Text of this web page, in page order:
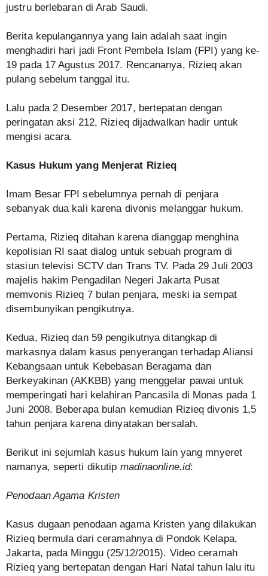
justru berlebaran di Arab Saudi.
Berita kepulangannya yang lain adalah saat ingin
menghadiri hari jadi Front Pembela Islam (FPI) yang ke-
19 pada 17 Agustus 2017. Rencananya, Rizieq akan
pulang sebelum tanggal itu.
Lalu pada 2 Desember 2017, bertepatan dengan
peringatan aksi 212, Rizieq dijadwalkan hadir untuk
mengisi acara.
Kasus Hukum yang Menjerat Rizieq
Imam Besar FPI sebelumnya pernah di penjara
sebanyak dua kali karena divonis melanggar hukum.
Pertama, Rizieq ditahan karena dianggap menghina
kepolisian RI saat dialog untuk sebuah program di
stasiun televisi SCTV dan Trans TV. Pada 29 Juli 2003
majelis hakim Pengadilan Negeri Jakarta Pusat
memvonis Rizieq 7 bulan penjara, meski ia sempat
disembunyikan pengikutnya.
Kedua, Rizieq dan 59 pengikutnya ditangkap di
markasnya dalam kasus penyerangan terhadap Aliansi
Kebangsaan untuk Kebebasan Beragama dan
Berkeyakinan (AKKBB) yang menggelar pawai untuk
memperingati hari kelahiran Pancasila di Monas pada 1
Juni 2008. Beberapa bulan kemudian Rizieq divonis 1,5
tahun penjara karena dinyatakan bersalah.
Berikut ini sejumlah kasus hukum lain yang mnyeret
namanya, seperti dikutip madinaonline.id:
Penodaan Agama Kristen
Kasus dugaan penodaan agama Kristen yang dilakukan
Rizieq bermula dari ceramahnya di Pondok Kelapa,
Jakarta, pada Minggu (25/12/2015). Video ceramah
Rizieq yang bertepatan dengan Hari Natal tahun lalu itu